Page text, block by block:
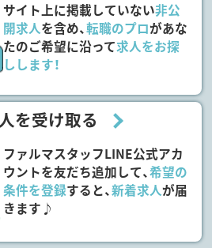
サイト上に掲載していない非公
開求人を含め、転職のプロがあな
たのご希望に沿って求人をお探
しします！
を受け取る
ファルマスタッフLINE公式アカ
ウントを友だち追加して、希望の
条件を登録すると、新着求人が届
きます♪